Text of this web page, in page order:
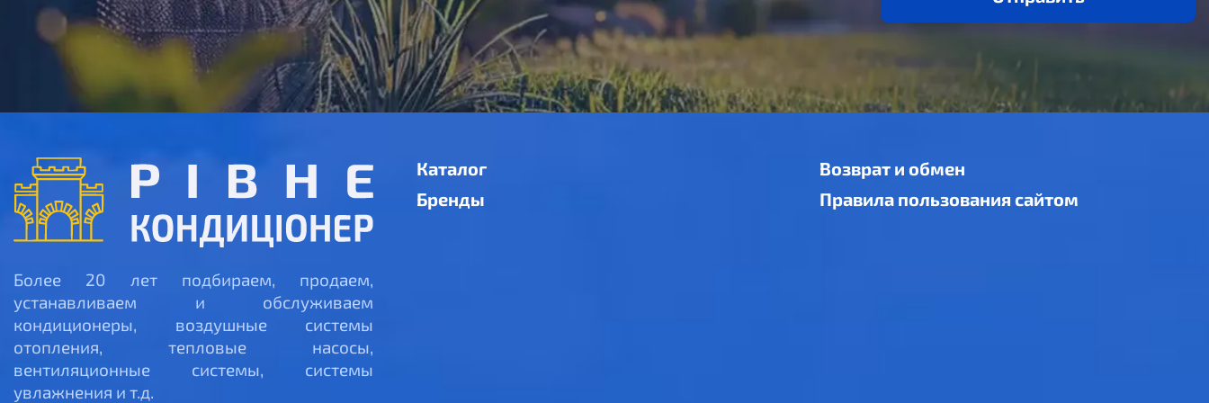
Более 20 лет подбираем, продаем,
устанавливаем и обслуживаем
кондиционеры, воздушные системы
отопления, тепловые насосы,
вентиляционные системы, системы
увлажнения и т.д.
Каталог
Бренды
Возврат и обмен
Правила пользования сайтом